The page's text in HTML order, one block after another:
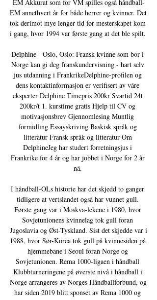
EM Akkurat som for VM spilles også håndball-
EM annethvert år for både herrer og kvinner. Det
tok derimot mye lenger tid før mesterskapet kom
i gang, hvor 1994 var første gang at det ble spilt.
Delphine - Oslo, Oslo: Fransk kvinne som bor i
Norge kan gi deg franskundervisning - hart selv
jus utdanning i FrankrikeDelphine-profilen og
dens kontaktinformasjon er verifisert av våre
eksperter Delphine Timepris 200kr Svartid 24t
200kr/t 1. kurstime gratis Hjelp til CV og
motivasjonsbrev Gjennomlesing Muntlig
formidling Essayskriving Baskisk språk og
litteratur Fransk språk og litteratur Om
DelphineJeg har studert forretningsjus i
Frankrike for 4 år og har jobbet i Norge for 2 år
nå.
I håndball-OLs historie har det skjedd to ganger
tidligere at vertslandet også har vunnet gull.
Første gang var i Moskva-lekene i 1980, hvor
Sovjetunionens kvinnelag tok gull foran
Jugoslavia og Øst-Tyskland. Sist det skjedde var i
1988, hvor Sør-Korea tok gull på kvinnesiden på
hjemmebane i Seoul foran Norge og
Sovjetunionen. Rema 1000-ligaen i håndball
Klubbturneringene på øverste nivå i håndball i
Norge arrangeres av Norges Håndballforbund, og
har siden 2019 blitt sponset av Rema 1000 og